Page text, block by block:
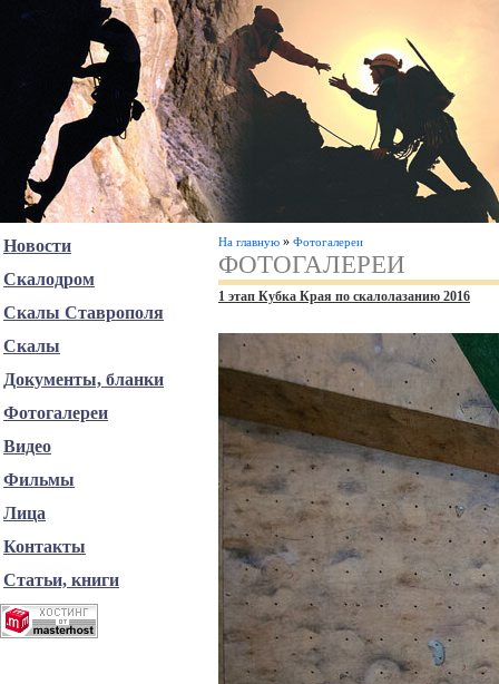
На главную » Фотогалереи
ФОТОГАЛЕРЕИ
1 этап Кубка Края по скалолазанию 2016
Новости
Скалодром
Скалы Ставрополя
Скалы
Документы, бланки
Фотогалереи
Видео
Фильмы
Лица
Контакты
Статьи, книги